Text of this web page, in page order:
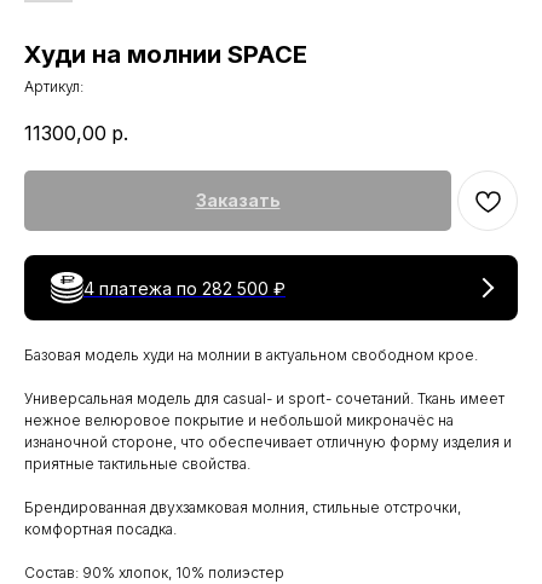
Худи на молнии SPACE
Артикул:
11300,00 р.
Заказать
4 платежа по 282 500 ₽
Базовая модель худи на молнии в актуальном свободном крое.
Универсальная модель для casual- и sport- сочетаний. Ткань имеет
нежное велюровое покрытие и небольшой микроначёс на
изнаночной стороне, что обеспечивает отличную форму изделия и
приятные тактильные свойства.
Брендированная двухзамковая молния, стильные отстрочки,
комфортная посадка.
Состав: 90% хлопок, 10% полиэстер